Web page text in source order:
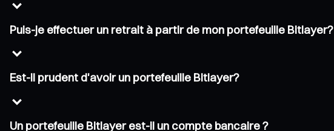
Puis-je effectuer un retrait à partir de mon portefeuille Bitlayer?
Est-il prudent d'avoir un portefeuille Bitlayer?
Un portefeuille Bitlayer est-il un compte bancaire ?